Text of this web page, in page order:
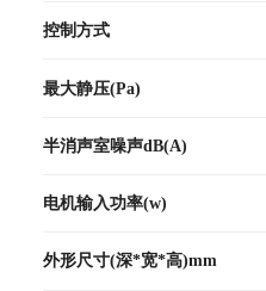
控制方式
最大静压(Pa)
半消声室噪声dB(A)
电机输入功率(w)
外形尺寸(深*宽*高)mm